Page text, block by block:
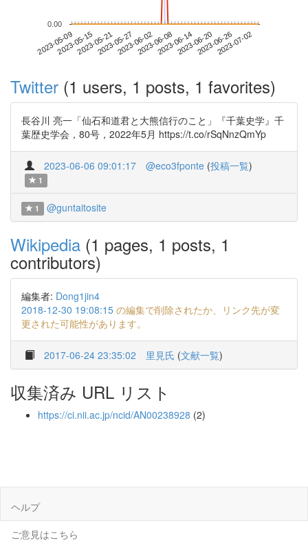
2023-05-092023-05-152023-05-212023-05-272023-06-022023-06-082023-06-142023-06-202023-06-262023-07-02
0.00
Twitter (1 users, 1 posts, 1 favorites)
長谷川 亮一「仙石和道君と大熊信行のこと」『千葉史学』千
葉歴史学会，80号，2022年5月 https://t.co/rSqNnzQmYp
2023-06-06 09:01:17 @eco3fponte (投稿一覧)
1
1 @guntaitosite
Wikipedia (1 pages, 1 posts, 1
contributors)
編集者: Dong1jin4
2018-12-30 19:08:15 の編集で削除されたか、リンク先が変
更された可能性があります。
2017-06-24 23:35:02 里見氏 (文献一覧)
収集済み URL リスト
https://ci.nii.ac.jp/ncid/AN00238928 (2)
ヘルプ
ご意見はこちら